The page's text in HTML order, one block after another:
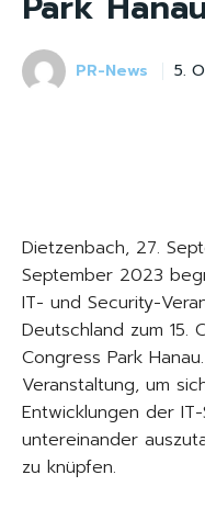
PR-News 5.
Dietzenbach, 27.
September 2023
IT- und Security-
Deutschland zum 15.
Congress Park
Veranstaltung, um
Entwicklungen der
untereinander
zu knüpfen.